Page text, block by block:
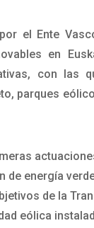
el Ente
en
con las
parques
energía
de la
eólica